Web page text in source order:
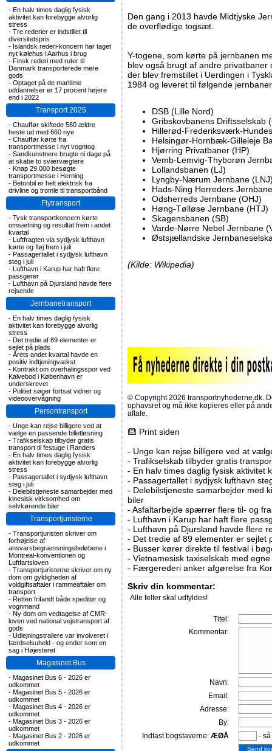
- En halv times daglig fysisk
aktivitet kan forebygge alvorlig
stress
- Tre rederier er indstillet til
diversitetspris
- Islandsk rederi-koncern har taget
nyt kølehus i Aarhus i brug
- Finsk rederi med ruter til
Danmark transporterede mere
gods
- Optaget på de maritime
uddannelser er 17 procent højere
end i 2022
Transport 2025
- Chauffør skiftede 580 ældre
heste ud med 660 nye
- Chauffør kørte fra
transportmesse i nyt vogntog
- Sandkunstnere brugte ni dage på
at skabe to sværvægtere
- Knap 29.000 besøgte
transportmesse i Herning
- Betonbil er helt elektrisk fra
drivline og tromle til transportbånd
Flytransport
- Tysk transportkoncern kørte
omsætning og resultat frem i andet
kvartal
- Luftfragten via sydjysk lufthavn
kørte og fløj frem i juli
- Passagertallet i sydjysk lufthavn
steg i juli
- Lufthavn i Karup har haft flere
passgerer
- Lufthavn på Djursland havde flere
rejsende
Jernbanetransport
- En halv times daglig fysisk
aktivitet kan forebygge alvorlig
stress
- Det tredie af 89 elementer er
sejlet på plads
- Årets andet kvartal havde en
positiv indtjeningvækst
- Kontrakt om overhalingsspor ved
Kalvebod i København er
underskrevet
- Politiet søger fortsat vidner og
videoovervågning
Persontransport
- Unge kan rejse billigere ved at
vælge en passende billetløsning
- Trafikselskab tilbyder gratis
transport til festuge i Randers
- En halv times daglig fysisk
aktivitet kan forebygge alvorlig
stress
- Passagertallet i sydjysk lufthavn
steg i juli
- Delebilstjeneste samarbejder med
kinesisk virksomhed om
selvkørende biler
Transportjuristerne
- Transportjuristen skriver om
forhøjelse af
ansvarsbegrænsningsbeløbene i
Montreal-konventionen og
Luftfartsloven
- Transportjuristerne skriver om ny
dom om gyldigheden af
voldgiftsaftaler i rammeaftaler om
transport
- Retten frifandt både speditør og
vognmand
- Ny dom om vedtagelse af CMR-
loven ved national vejstransport af
gods
- Udlejningstrailere var involveret i
færdselsuheld - og ender som en
sag i Højesteret
Magasinet Bus
- Magasinet Bus 6 - 2026 er
udkommet
- Magasinet Bus 5 - 2026 er
udkommet
- Magasinet Bus 4 - 2026 er
udkommet
- Magasinet Bus 3 - 2026 er
udkommet
- Magasinet Bus 2 - 2026 er
udkommet
Den gang i 2013 havde Midtjyske
de overflødige togsæt.
Y-togene, som kørte på jernbanen
blev også brugt af andre
der blev fremstillet i Uerdingen i
1984 og leveret til følgende
DSB (Lille Nord)
Gribskovbanens Driftsselskab
Hillerød-Frederiksværk-
Helsingør-Hornbæk-Gilleleje
Hjørring Privatbaner (HP)
Vemb-Lemvig-Thyborøn
Lollandsbanen (LJ)
Lyngby-Nærum Jernbane
Hads-Ning Herreders
Odsherreds Jernbane (OHJ)
Høng-Tølløse Jernbane (HTJ)
Skagensbanen (SB)
Varde-Nørre Nebel Jernbane
Østsjællandske
(Kilde: Wikipedia)
© Copyright 2026 transportnyhederne.dk.
ophavsret og må ikke kopieres eller på
aftale.
Print siden
- Unge kan rejse billigere ved at
- Trafikselskab tilbyder gratis
- En halv times daglig fysisk aktivitet
- Passagertallet i sydjysk lufthavn
- Delebilstjeneste samarbejder med
biler
- Asfaltarbejde spærrer flere til- og
- Lufthavn i Karup har haft flere
- Lufthavn på Djursland havde flere
- Det tredie af 89 elementer er sejlet
- Busser kører direkte til festival i
- Vietnamesisk taxiselskab med
- Færgerederi anker afgørelse fra
Skriv din kommentar:
Alle felter skal udfyldes!
Titel:
Kommentar:
Navn:
Email:
Adresse:
By:
Indtast bogstaverne: ÆØÅ -